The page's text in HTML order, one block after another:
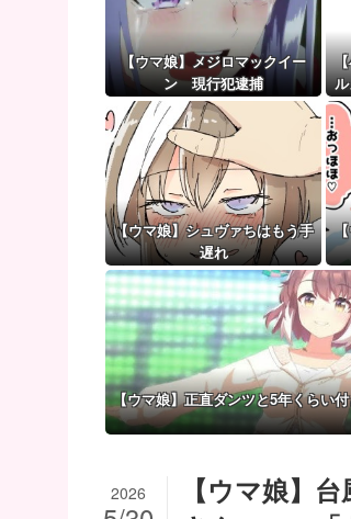
【ウマ娘】メジロマックイー
ン 現行犯逮捕
【ウマ娘】シュヴァちはもう手
遅れ
【ウマ娘】正直ダンツと5年くらい
【ウマ娘】
2026